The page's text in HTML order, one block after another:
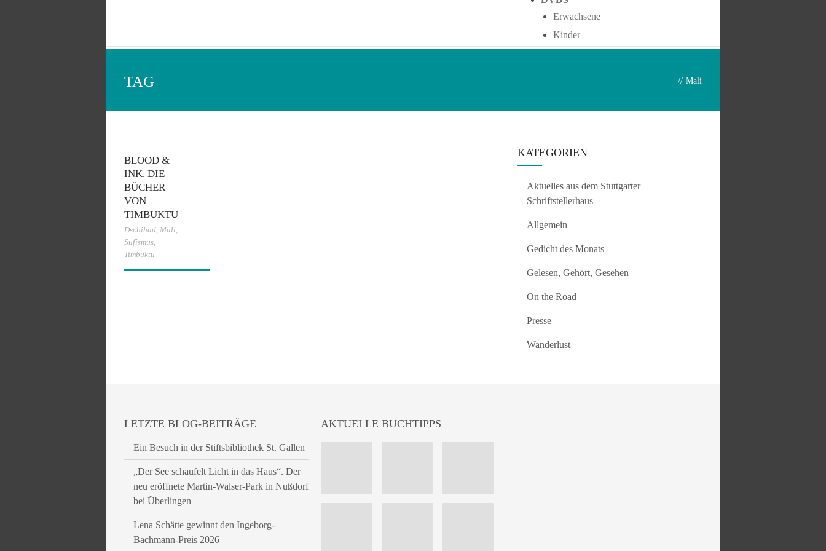
Erwachsene
Kinder
TAG // Mali
BLOOD &
INK. DIE
BÜCHER
VON
TIMBUKTU
Dschihad, Mali,
Sufismus,
Timbuktu
KATEGORIEN
Aktuelles aus dem Stuttgarter
Schriftstellerhaus
Allgemein
Gedicht des Monats
Gelesen, Gehört, Gesehen
On the Road
Presse
Wanderlust
LETZTE BLOG-BEITRÄGE
Ein Besuch in der Stiftsbibliothek St. Gallen
„Der See schaufelt Licht in das Haus“. Der
neu eröffnete Martin-Walser-Park in Nußdorf
bei Überlingen
Lena Schätte gewinnt den Ingeborg-
Bachmann-Preis 2026
AKTUELLE BUCHTIPPS